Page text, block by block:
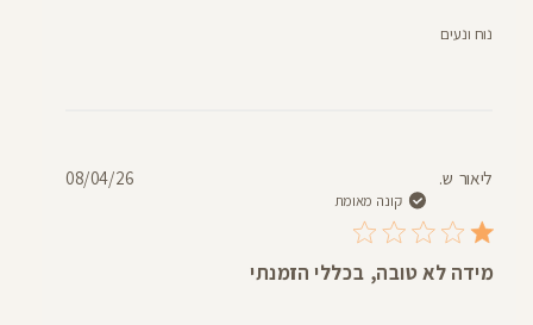
נוח ונעים
ליאור ש.
קונה מאומת
מידה לא טובה, בכללי הזמנתי
תאריך08/04/26